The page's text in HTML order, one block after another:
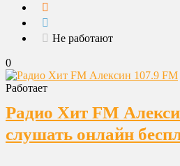
Не работают
0
Работает
Радио Хит FM
слушать онлайн